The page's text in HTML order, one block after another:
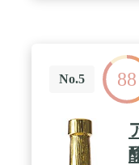
No.5 88